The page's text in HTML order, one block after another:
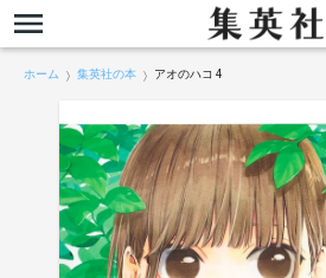
ホーム 集英社の本 アオのハコ 4